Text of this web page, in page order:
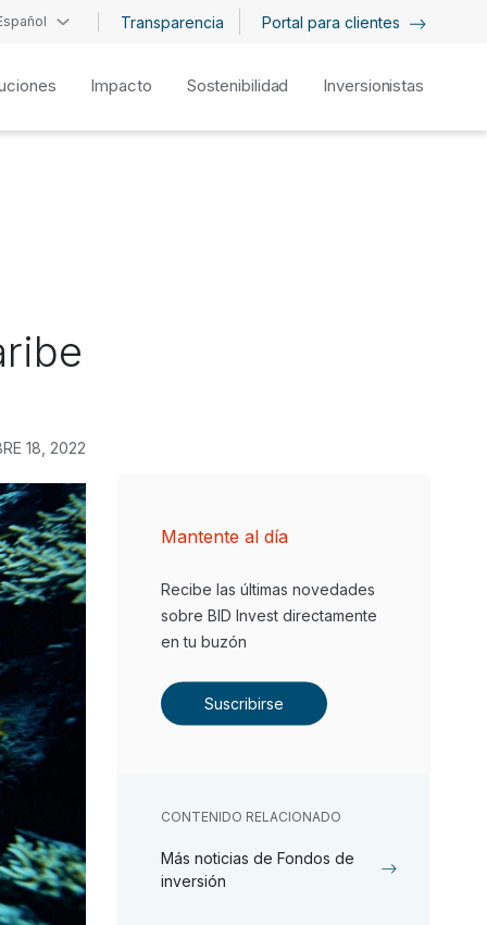
Transparencia Portal para clientes
Impacto Sostenibilidad Inversionistas
18, 2022
Mantente al día
Recibe las últimas novedades
sobre BID Invest directamente
en tu buzón
Suscribirse
CONTENIDO RELACIONADO
Más noticias de Fondos de
inversión